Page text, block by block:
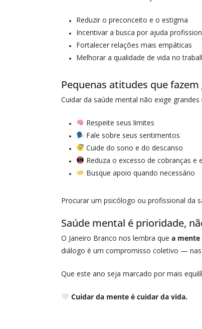
Reduzir o preconceito e o estigma
Incentivar a busca por ajuda
Fortalecer relações mais empáticas
Melhorar a qualidade de vida no
Pequenas atitudes que
Cuidar da saúde mental não exige
Respeite seus limites
Fale sobre seus sentimentos
Cuide do sono e do descanso
Reduza o excesso de cobranças e
Busque apoio quando necessário
Procurar um psicólogo ou profissional da
Saúde mental é prioridade,
O Janeiro Branco nos lembra que a mente
diálogo é um compromisso coletivo —
Que este ano seja marcado por mais
Cuidar da mente é cuidar da vida.